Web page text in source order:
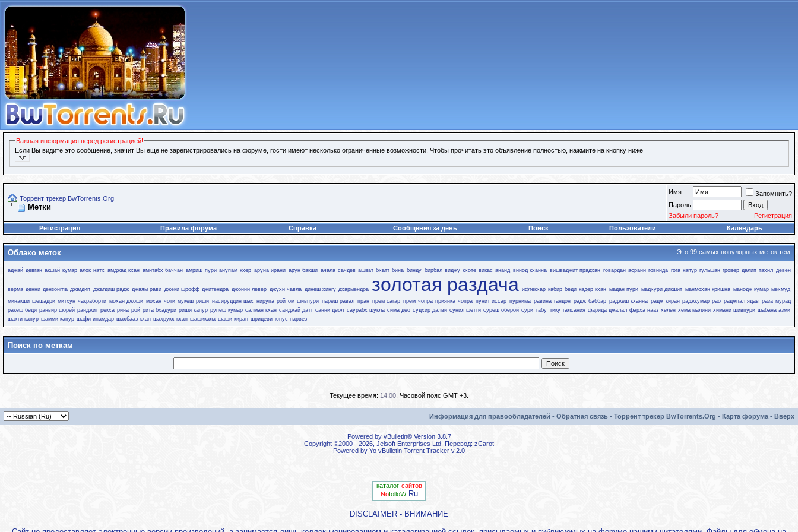
Важная информация перед регистрацией!
Если Вы видите это сообщение, значит Вы еще не зарегистрировались на форуме, гости имеют несколько ограниченные возможности. Чтобы прочитать это объявление полностью, нажмите на кнопку ниже
Торрент трекер BwTorrents.Org
Метки
Имя
Запомнить?
Пароль
Забыли пароль?
Регистрация
Регистрация
Правила форума Справка Сообщения за день Поиск Пользователи Календарь
Это 99 самых популярных меток тем
Облако меток
аджай девган акшай кумар алок натх амджад кхан амитабх баччан амриш пури анупам кхер аруна ирани арун бакши ачала сачдев ашват бхатт бина бинду бирбал виджу кхоте викас ананд винод кханна вишваджит прадхан говардан асрани говинда гога капур гульшан гровер далип тахил девен
верма денни дензонгпа джагдип джагдиш радж джаям рави джеки шрофф джитендра джонни левер джухи чавла динеш хингу дхармендра золотая раздача ифтекхар кабир беди кадер кхан мадан пури мадхури дикшит манмохан кришна манодж кумар мехмуд
минакши шешадри митхун чакраборти мохан джоши мохан чоти мукеш риши насируддин шах нирупа рой ом шивпури пареш равал пран прем сагар прем чопра приянка чопра пунит иссар пурнима равина тандон радж баббар раджеш кханна радж киран раджкумар рао раджпал ядав раза мурад
ракеш беди ранвир шорей ранджит рекха рина рой рита бхадури риши капур рупеш кумар салман кхан санджай датт санни деол саурабх шукла сима део судхир далви сунил шетти суреш оберой сури табу тику талсания фарида джалал фарха нааз хелен хема малини химани шивпури шабана азми
шакти капур шамми капур шафи инамдар шахбааз кхан шахрукх кхан шашикала шаши киран шридеви юнус парвез
Поиск по меткам
Текущее время: 14:00 . Часовой пояс GMT +3.
Информация для правообладателей - Обратная связь - Торрент трекер BwTorrents.Org - Карта форума - Вверх
Powered by vBulletin® Version 3.8.7
Copyright ©2000 - 2026, Jelsoft Enterprises Ltd. Перевод: zCarot
Powered by Yo vBulletin Torrent Tracker v.2.0
каталог сайтов
NofolloW.Ru
DISCLAIMER - ВНИМАНИЕ